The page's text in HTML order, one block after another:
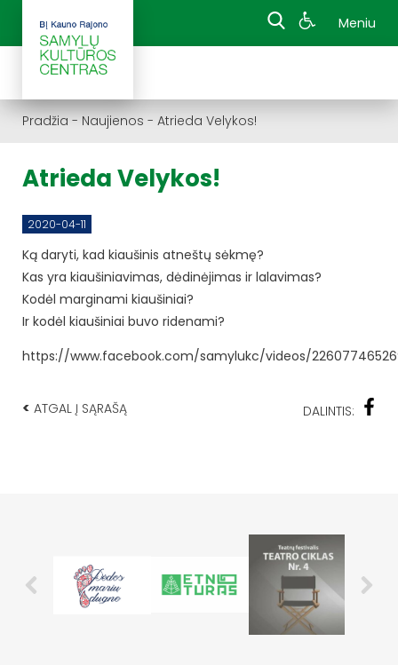
Meniu
Pradžia - Naujienos - Atrieda Velykos!
Atrieda Velykos!
2020-04-11
Ką daryti, kad kiaušinis atneštų sėkmę?
Kas yra kiaušiniavimas, dėdinėjimas ir lalavimas?
Kodėl marginami kiaušiniai?
Ir kodėl kiaušiniai buvo ridenami?
https://www.facebook.com/samylukc/videos/
< ATGAL Į SĄRAŠĄ DALINTIS: